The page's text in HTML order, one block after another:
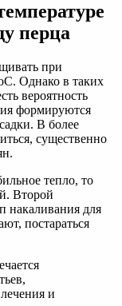
перца
при
Однако в таких
вероятность
формируются
В более
существенно
тепло, то
Второй
накаливания для
постараться
и